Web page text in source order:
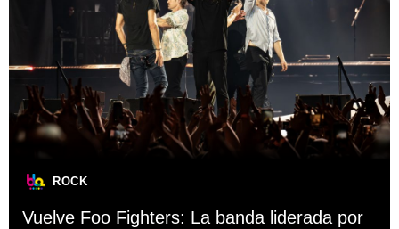
ROCK
Vuelve Foo Fighters: La banda liderada por